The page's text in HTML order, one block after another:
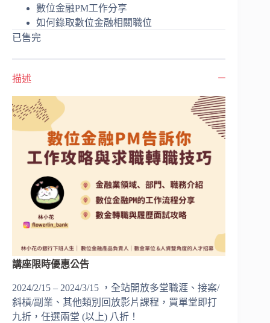
數位金融PM工作分享
如何錄取數位金融相關職位
已售完
描述
講座限時優惠公告
2024/2/15 – 2024/3/15 ，全站開放多堂職涯、接案/
斜槓/副業、其他類別回放影片課程，買單堂即打
九折，任選兩堂 (以上) 八折！